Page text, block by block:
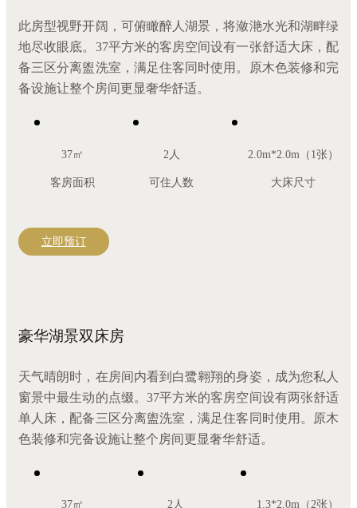
此房型视野开阔，可俯瞰醉人湖景，将潋滟水光和湖畔绿
地尽收眼底。37平方米的客房空间设有一张舒适大床，配
备三区分离盥洗室，满足住客同时使用。原木色装修和完
备设施让整个房间更显奢华舒适。
37㎡
客房面积
2人
可住人数
2.0m*2.0m（1张）
大床尺寸
立即预订
豪华湖景双床房
天气晴朗时，在房间内看到白鹭翱翔的身姿，成为您私人
窗景中最生动的点缀。37平方米的客房空间设有两张舒适
单人床，配备三区分离盥洗室，满足住客同时使用。原木
色装修和完备设施让整个房间更显奢华舒适。
37㎡ 2人 1.3*2.0m（2张）